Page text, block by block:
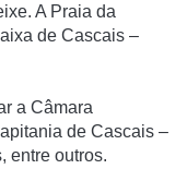
A Praia da
de Cascais –
a Câmara
de Cascais –
entre outros.